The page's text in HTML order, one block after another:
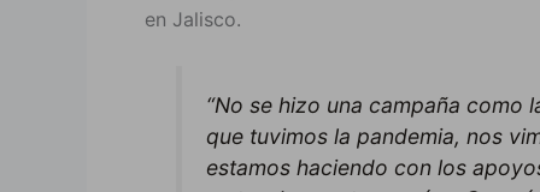
en Jalisco.
“No se hizo una campaña como
que tuvimos la pandemia, nos
estamos haciendo con los